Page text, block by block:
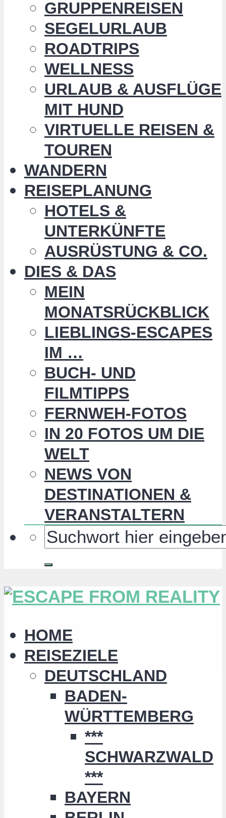
GRUPPENREISEN
SEGELURLAUB
ROADTRIPS
WELLNESS
URLAUB & AUSFLÜGE
MIT HUND
VIRTUELLE REISEN &
TOUREN
WANDERN
REISEPLANUNG
HOTELS &
UNTERKÜNFTE
AUSRÜSTUNG & CO.
DIES & DAS
MEIN
MONATSRÜCKBLICK
LIEBLINGS-ESCAPES
IM …
BUCH- UND
FILMTIPPS
FERNWEH-FOTOS
IN 20 FOTOS UM DIE
WELT
NEWS VON
DESTINATIONEN &
VERANSTALTERN
HOME
REISEZIELE
DEUTSCHLAND
BADEN-
WÜRTTEMBERG
***
SCHWARZWALD
***
BAYERN